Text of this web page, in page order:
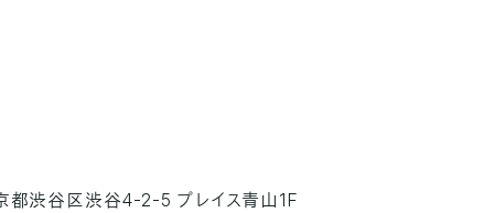
都渋谷区渋谷4-2-5 プレイス青山1F